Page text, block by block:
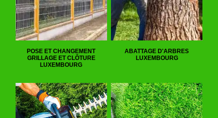
POSE ET CHANGEMENT
GRILLAGE ET CLÔTURE
LUXEMBOURG
ABATTAGE D'ARBRES
LUXEMBOURG